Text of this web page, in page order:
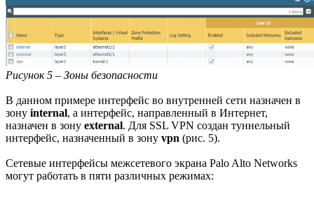
Рисунок 5 – Зоны безопасности
В данном примере интерфейс во внутренней сети назначен в
зону internal, а интерфейс, направленный в Интернет,
назначен в зону external. Для SSL VPN создан туннельный
интерфейс, назначенный в зону vpn (рис. 5).
Сетевые интерфейсы межсетевого экрана Palo Alto Networks
могут работать в пяти различных режимах: